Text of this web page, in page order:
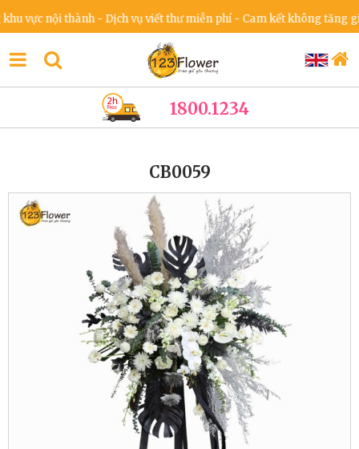
nội thành - Dịch vụ viết thư miễn phí - Cam kết không tăng giá
1800.1234
CB0059